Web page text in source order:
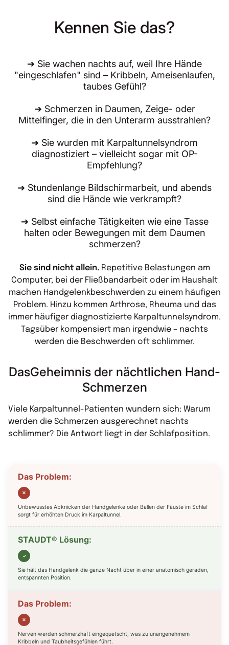
Kennen Sie das?
➔ Sie wachen nachts auf, weil Ihre Hände
"eingeschlafen" sind – Kribbeln, Ameisenlaufen,
taubes Gefühl?
➔ Schmerzen in Daumen, Zeige- oder
Mittelfinger, die in den Unterarm ausstrahlen?
➔ Sie wurden mit Karpaltunnelsyndrom
diagnostiziert – vielleicht sogar mit OP-
Empfehlung?
➔ Stundenlange Bildschirmarbeit, und abends
sind die Hände wie verkrampft?
➔ Selbst einfache Tätigkeiten wie eine Tasse
halten oder Bewegungen mit dem Daumen
schmerzen?
Sie sind nicht allein.Repetitive Belastungen am
Computer, bei der Fließbandarbeit oder im Haushalt
machen Handgelenkbeschwerden zu einem häufigen
Problem. Hinzu kommen Arthrose, Rheuma und das
immer häufiger diagnostizierte Karpaltunnelsyndrom.
Tagsüber kompensiert man irgendwie – nachts
werden die Beschwerden oft schlimmer.
DasGeheimnis der nächtlichen Hand-
Schmerzen
Viele Karpaltunnel-Patienten wundern sich: Warum
werden die Schmerzen ausgerechnet nachts
schlimmer? Die Antwort liegt in der Schlafposition.
✕
Unbewusstes Abknicken der Handgelenke oder Ballen der Fäuste im Schlaf
sorgt für erhöhten Druck im Karpaltunnel.
✓
Sie hält das Handgelenk die ganze Nacht über in einer anatomisch geraden,
entspannten Position.
✕
Nerven werden schmerzhaft eingequetscht, was zu unangenehmem
Kribbeln und Taubheitsgefühlen führt.